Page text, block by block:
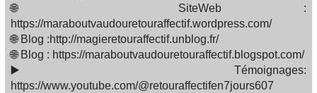
🌐 SiteWeb :
https://maraboutvaudouretouraffectif.wordpress.com/
🌐 Blog :http://magieretouraffectif.unblog.fr/
🌐 Blog : https://maraboutvaudouretouraffectif.blogspot.com/
▶️ Témoignages:
https://www.youtube.com/@retouraffectifen7jours607